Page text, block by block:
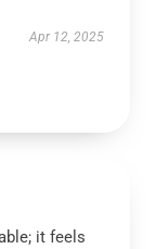
Apr 12, 2025
it feels